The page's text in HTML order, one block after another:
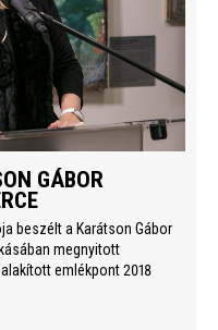
GÁBOR
beszélt a Karátson Gábor
megnyitott
emlékpont 2018